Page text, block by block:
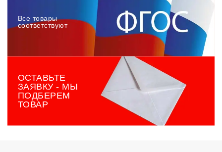
Все товары
соответствуют
ОСТАВЬТЕ
ЗАЯВКУ - МЫ
ПОДБЕРЕМ
ТОВАР